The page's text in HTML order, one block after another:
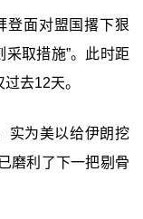
登面对盟国撂下狠
取措施”。此时距
去12天。
实为美以给伊朗挖
磨利了下一把剔骨